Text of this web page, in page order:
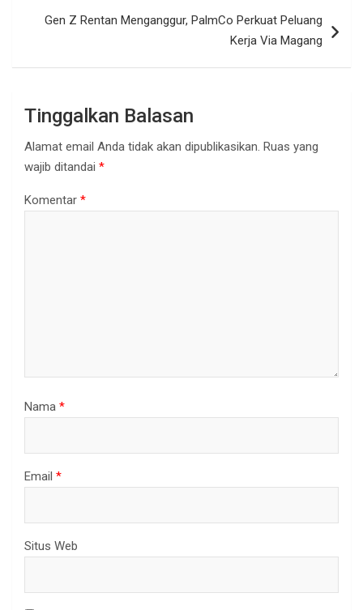
Gen Z Rentan Menganggur, PalmCo Perkuat Peluang
Kerja Via Magang
Tinggalkan Balasan
Alamat email Anda tidak akan dipublikasikan. Ruas yang
wajib ditandai *
Komentar *
Nama *
Email *
Situs Web